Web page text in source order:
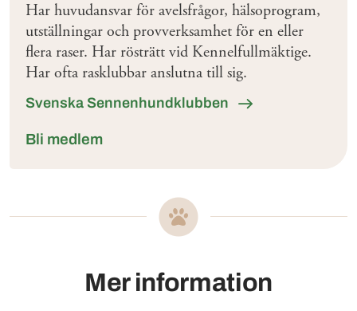
Har huvudansvar för avelsfrågor, hälsoprogram,
utställningar och provverksamhet för en eller
flera raser. Har rösträtt vid Kennelfullmäktige.
Har ofta rasklubbar anslutna till sig.
Svenska Sennenhundklubben
Bli medlem
Mer information